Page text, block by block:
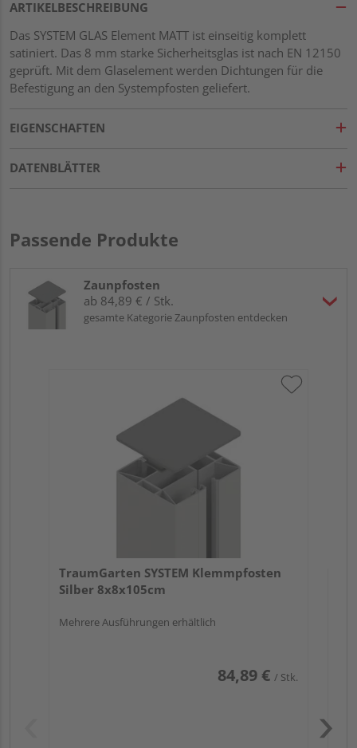
ARTIKELBESCHREIBUNG
Das SYSTEM GLAS Element MATT ist einseitig komplett
satiniert. Das 8 mm starke Sicherheitsglas ist nach EN 12150
geprüft. Mit dem Glaselement werden Dichtungen für die
Befestigung an den Systempfosten geliefert.
EIGENSCHAFTEN
DATENBLÄTTER
Passende Produkte
Zaunpfosten
ab 84,89 € / Stk.
gesamte Kategorie Zaunpfosten entdecken
TraumGarten SYSTEM Klemmpfosten
Silber 8x8x105cm
Mehrere Ausführungen erhältlich
84,89 € / Stk.